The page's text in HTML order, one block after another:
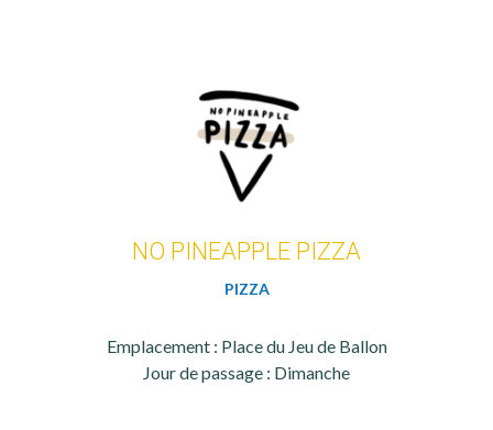
NO PINEAPPLE PIZZA
PIZZA
Emplacement : Place du Jeu de Ballon
Jour de passage : Dimanche